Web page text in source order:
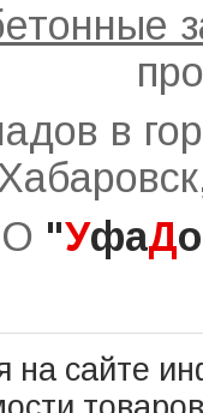
в
"УфаД
на сайте